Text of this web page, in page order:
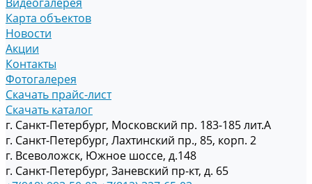
Карта объектов
Новости
Акции
Контакты
Фотогалерея
Скачать прайс-лист
Скачать каталог
г. Санкт-Петербург, Московский пр. 183-185 лит.А
г. Санкт-Петербург, Лахтинский пр., 85, корп. 2
г. Всеволожск, Южное шоссе, д.148
г. Санкт-Петербург, Заневский пр-кт, д. 65